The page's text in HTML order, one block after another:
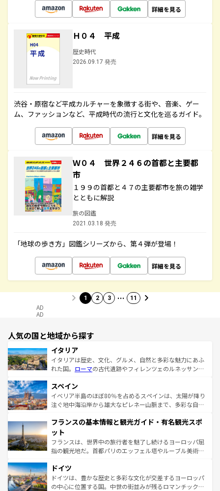
詳細を見る
Ｈ０４ 平成
歴史時代
2026.09.17 発売
渋谷・原宿など平成カルチャーを象徴する街や、音楽、ゲー
ム、ファッションなど、平成時代の流行と文化を巡るガイド。
詳細を見る
Ｗ０４ 世界２４６の首都と主要都
市
１９９の首都と４７の主要都市を旅の雑学
とともに解説
旅の図鑑
2021.03.18 発売
「地球の歩き方」図鑑シリーズから、第４弾が登場！
詳細を見る
1 2 3 … 11
AD
AD
人気の国と地域から探す
イタリア
イタリアは歴史、文化、グルメ、自然と多彩な魅力にあふ
れた国。 ローマの古代遺跡やフィレンツェのルネッサンス
ろん、トスカーナの美しい田園風景やアマルフィ海岸の絶
景など、自然景観も見逃せない。観光の合間には、本場の
ピザやパスタなど、絶品のイタリア料理を堪能することも
ませてくれるイタリアで、忘れられない旅をしてみよう！
なお、新着のイタリア情報は
しい。
スペイン
イベリア半島のほぼ80％を占めるスペインは、太陽が降り
注ぐ地中海沿岸から雄大なピレネー山脈まで、多彩な自然
文化が根付くこの国では、情熱的なフラメンコ、熱気あふ
れる闘牛、そして美味しいタパスが生活の一部となってい
る。首都マドリードの洗練された雰囲気や、バルセロナの
アートに溢れた街角から、地方では古代ローマ遺跡や中世
せる。地方によって風土や気候が異なるスペインはその個
性で訪れる人を魅了する。 なお、新着のスペイン情報は コ
ンテンツ一覧を参照してほしい。
フランスの基本情報と観光ガイド・有名観光スポ
ット
フランスは、世界中の旅行者を魅了し続けるヨーロッパ屈
指の観光地だ。首都パリのエッフェル塔やルーブル美術館
で、幅広い魅力が詰まっている。華麗な宮殿、歴史的な大
聖堂、美しいビーチ、そして豊かな自然が、訪れる者を心
から魅了する。また、フランスは美食の国としても知ら
ドイツ
ドイツは、豊かな歴史と多彩な文化が交差するヨーロッパ
の中心に位置する国。中世の街並みが残るロマンチック街